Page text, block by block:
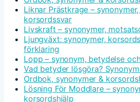
Liknar Prästkrage –
korsordssvar
Livskraft – synonymer,
Ljungväxt: synonymer,
förklaring
Lopp – synonym, betydelse
Vad betyder lösgöra?
Ordbok, synonymer &
Lösning För Moddlare –
korsordshjälp